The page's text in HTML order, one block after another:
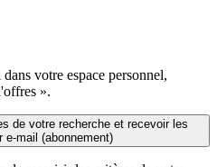
votre espace personnel,
».
de votre recherche et recevoir les
e-mail (abonnement)